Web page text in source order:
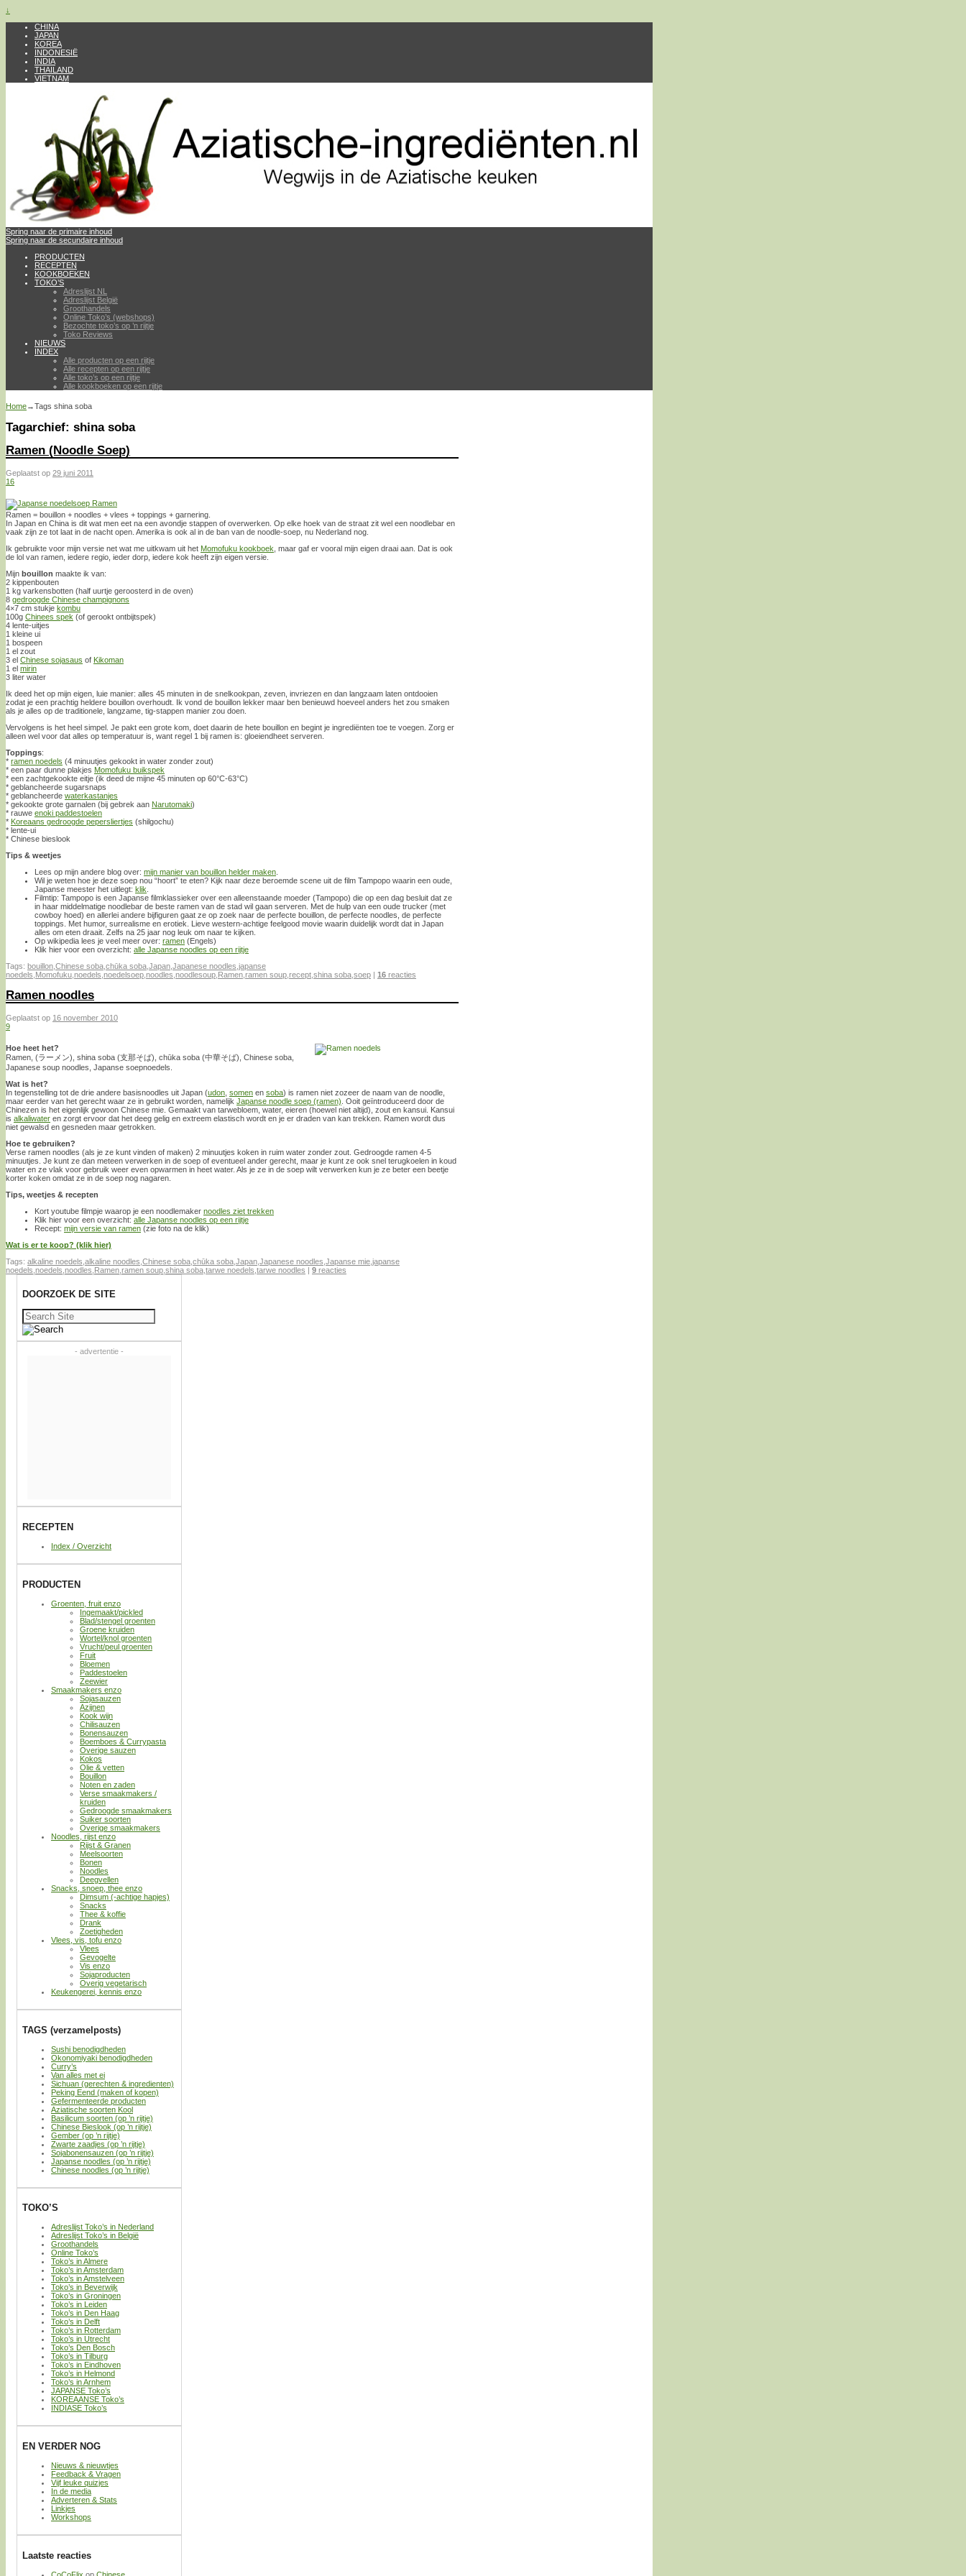
↓
CHINA
JAPAN
KOREA
INDONESIË
INDIA
THAILAND
VIETNAM
Spring naar de primaire inhoud
Spring naar de secundaire inhoud
PRODUCTEN
RECEPTEN
KOOKBOEKEN
TOKO’S
Adreslijst NL
Adreslijst België
Groothandels
Online Toko’s (webshops)
Bezochte toko’s op ’n rijtje
Toko Reviews
NIEUWS
INDEX
Alle producten op een rijtje
Alle recepten op een rijtje
Alle toko’s op een rijtje
Alle kookboeken op een rijtje
Home→Tags shina soba
Tagarchief: shina soba
Ramen (Noodle Soep)
Geplaatst op 29 juni 2011
16
Ramen = bouillon + noodles + vlees + toppings + garnering.
In Japan en China is dit wat men eet na een avondje stappen of overwerken. Op elke hoek van de straat zit wel een noodlebar en
vaak zijn ze tot laat in de nacht open. Amerika is ook al in de ban van de noodle-soep, nu Nederland nog.
Ik gebruikte voor mijn versie net wat me uitkwam uit het Momofuku kookboek , maar gaf er vooral mijn eigen draai aan. Dat is ook
de lol van ramen, iedere regio, ieder dorp, iedere kok heeft zijn eigen versie.
Mijn bouillon maakte ik van:
2 kippenbouten
1 kg varkensbotten (half uurtje geroosterd in de oven)
8 gedroogde Chinese champignons
4×7 cm stukje kombu
100g Chinees spek (of gerookt ontbijtspek)
4 lente-uitjes
1 kleine ui
1 bospeen
1 el zout
3 el Chinese sojasaus of Kikoman
1 el mirin
3 liter water
Ik deed het op mijn eigen, luie manier: alles 45 minuten in de snelkookpan, zeven, invriezen en dan langzaam laten ontdooien
zodat je een prachtig heldere bouillon overhoudt. Ik vond de bouillon lekker maar ben benieuwd hoeveel anders het zou smaken
als je alles op de traditionele, langzame, tig-stappen manier zou doen.
Vervolgens is het heel simpel. Je pakt een grote kom, doet daarin de hete bouillon en begint je ingrediënten toe te voegen. Zorg er
alleen wel voor dat alles op temperatuur is, want regel 1 bij ramen is: gloeiendheet serveren.
Toppings:
* ramen noedels (4 minuutjes gekookt in water zonder zout)
* een paar dunne plakjes Momofuku buikspek
* een zachtgekookte eitje (ik deed de mijne 45 minuten op 60°C-63°C)
* geblancheerde sugarsnaps
* geblancheerde waterkastanjes
* gekookte grote garnalen (bij gebrek aan Narutomaki)
* rauwe enoki paddestoelen
* Koreaans gedroogde pepersliertjes (shilgochu)
* lente-ui
* Chinese bieslook
Tips & weetjes
Lees op mijn andere blog over: mijn manier van bouillon helder maken
Wil je weten hoe je deze soep nou “hoort” te eten? Kijk naar deze beroemde scene uit de film Tampopo waarin een oude,
Japanse meester het uitlegt: klik
Filmtip: Tampopo is een Japanse filmklassieker over een alleenstaande moeder (Tampopo) die op een dag besluit dat ze
in haar middelmatige noodlebar de beste ramen van de stad wil gaan serveren. Met de hulp van een oude trucker (met
cowboy hoed) en allerlei andere bijfiguren gaat ze op zoek naar de perfecte bouillon, de perfecte noodles, de perfecte
toppings. Met humor, surrealisme en erotiek. Lieve western-achtige feelgood movie waarin duidelijk wordt dat in Japan
alles om eten draait. Zelfs na 25 jaar nog leuk om naar te kijken.
Op wikipedia lees je veel meer over: ramen (Engels)
Klik hier voor een overzicht: alle Japanse noodles op een rijtje
Tags: bouillon Chinese soba chūka soba Japan Japanese noodles japanse
noedels Momofuku noedels noedelsoep noodles noodlesoup Ramen ramen soup recept shina soba soep | 16 reacties
Ramen noodles
Geplaatst op 16 november 2010
9
Hoe heet het?
Ramen, (ラーメン), shina soba (支那そば), chūka soba (中華そば), Chinese soba,
Japanese soup noodles, Japanse soepnoedels.
Wat is het?
In tegenstelling tot de drie andere basisnoodles uit Japan (udon somen en soba) is ramen niet zozeer de naam van de noodle,
maar eerder van het gerecht waar ze in gebruikt worden, namelijk Japanse noodle soep (ramen) . Ooit geïntroduceerd door de
Chinezen is het eigenlijk gewoon Chinese mie. Gemaakt van tarwebloem, water, eieren (hoewel niet altijd), zout en kansui. Kansui
is alkaliwater en zorgt ervoor dat het deeg gelig en extreem elastisch wordt en je er draden van kan trekken. Ramen wordt dus
niet gewalsd en gesneden maar getrokken.
Hoe te gebruiken?
Verse ramen noodles (als je ze kunt vinden of maken) 2 minuutjes koken in ruim water zonder zout. Gedroogde ramen 4-5
minuutjes. Je kunt ze dan meteen verwerken in de soep of eventueel ander gerecht, maar je kunt ze ook snel terugkoelen in koud
water en ze vlak voor gebruik weer even opwarmen in heet water. Als je ze in de soep wilt verwerken kun je ze beter een beetje
korter koken omdat ze in de soep nog nagaren.
Tips, weetjes & recepten
Kort youtube filmpje waarop je een noodlemaker noodles ziet trekken
Klik hier voor een overzicht: alle Japanse noodles op een rijtje
Recept: mijn versie van ramen (zie foto na de klik)
Wat is er te koop? (klik hier)
Tags: alkaline noedels alkaline noodles Chinese soba chūka soba Japan Japanese noodles Japanse mie japanse
noedels noedels noodles Ramen ramen soup shina soba tarwe noedels tarwe noodles | 9 reacties
DOORZOEK DE SITE
Zoeken
naar:
- advertentie -
RECEPTEN
Index / Overzicht
PRODUCTEN
Groenten, fruit enzo
Ingemaakt/pickled
Blad/stengel groenten
Groene kruiden
Wortel/knol groenten
Vrucht/peul groenten
Fruit
Bloemen
Paddestoelen
Zeewier
Smaakmakers enzo
Sojasauzen
Azijnen
Kook wijn
Chilisauzen
Bonensauzen
Boemboes & Currypasta
Overige sauzen
Kokos
Olie & vetten
Bouillon
Noten en zaden
Verse smaakmakers /
kruiden
Gedroogde smaakmakers
Suiker soorten
Overige smaakmakers
Noodles, rijst enzo
Rijst & Granen
Meelsoorten
Bonen
Noodles
Deegvellen
Snacks, snoep, thee enzo
Dimsum (-achtige hapjes)
Snacks
Thee & koffie
Drank
Zoetigheden
Vlees, vis, tofu enzo
Vlees
Gevogelte
Vis enzo
Sojaproducten
Overig vegetarisch
Keukengerei, kennis enzo
TAGS (verzamelposts)
Sushi benodigdheden
Okonomiyaki benodigdheden
Curry’s
Van alles met ei
Sichuan (gerechten & ingredienten)
Peking Eend (maken of kopen)
Gefermenteerde producten
Aziatische soorten Kool
Basilicum soorten (op ’n rijtje)
Chinese Bieslook (op ’n rijtje)
Gember (op ’n rijtje)
Zwarte zaadjes (op ’n rijtje)
Sojabonensauzen (op ’n rijtje)
Japanse noodles (op ’n rijtje)
Chinese noodles (op ’n rijtje)
TOKO’S
Adreslijst Toko’s in Nederland
Adreslijst Toko’s in België
Groothandels
Online Toko’s
Toko’s in Almere
Toko’s in Amsterdam
Toko’s in Amstelveen
Toko’s in Beverwijk
Toko’s in Groningen
Toko’s in Leiden
Toko’s in Den Haag
Toko’s in Delft
Toko’s in Rotterdam
Toko’s in Utrecht
Toko’s Den Bosch
Toko’s in Tilburg
Toko’s in Eindhoven
Toko’s in Helmond
Toko’s in Arnhem
JAPANSE Toko’s
KOREAANSE Toko’s
INDIASE Toko’s
EN VERDER NOG
Nieuws & nieuwtjes
Feedback & Vragen
Vijf leuke quizjes
In de media
Adverteren & Stats
Linkjes
Workshops
Laatste reacties